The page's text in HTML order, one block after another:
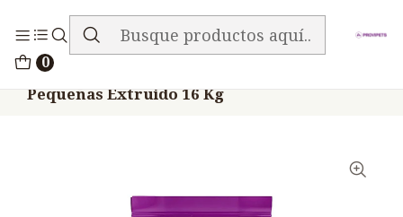
0
ENVIO GRATIS EN TODA LA TIENDA
Pequeñas Extruido 16 Kg